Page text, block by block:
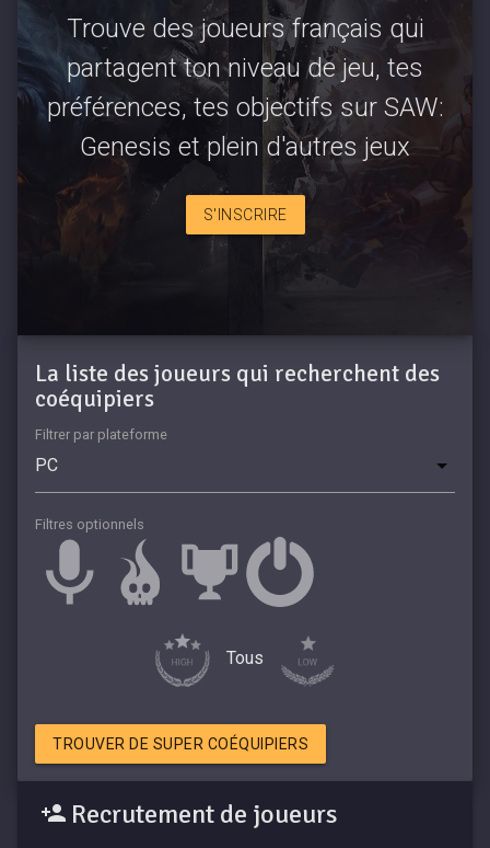
Trouve des joueurs français qui
partagent ton niveau de jeu, tes
préférences, tes objectifs sur SAW:
Genesis et plein d'autres jeux
S'INSCRIRE
La liste des joueurs qui recherchent des
coéquipiers
Filtrer par plateforme
Filtres optionnels
Tous
TROUVER DE SUPER COÉQUIPIERS
Recrutement de joueurs